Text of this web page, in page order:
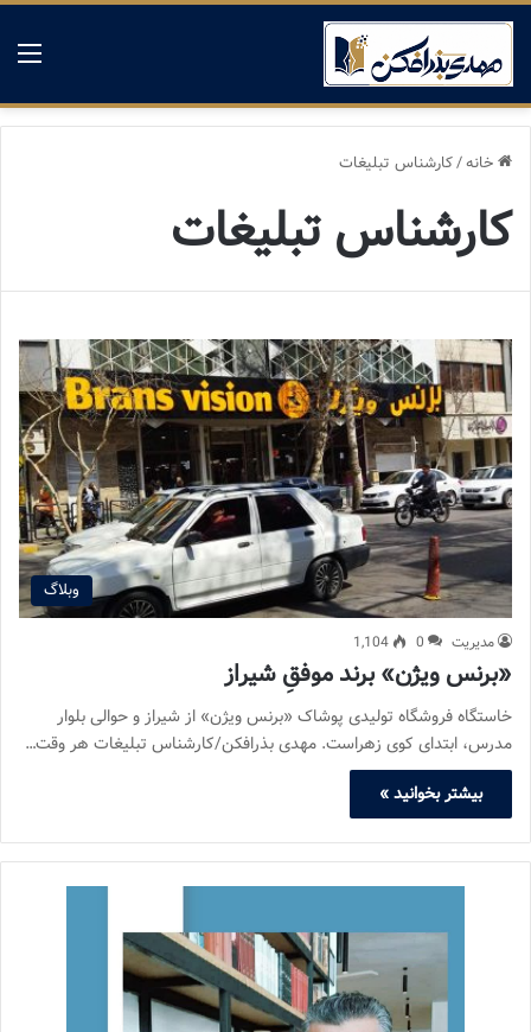
خانه/کارشناس تبلیغات
کارشناس تبلیغات
وبلاگ
مدیریت 0
1,104
«برنس ویژن» برند موفقِ شیراز
خاستگاه فروشگاه تولیدی پوشاک «برنس ویژن» از شیراز و حوالی بلوار
مدرس، ابتدای کوی زهراست. مهدی بذرافکن/کارشناس تبلیغات هر وقت…
بیشتر بخوانید »